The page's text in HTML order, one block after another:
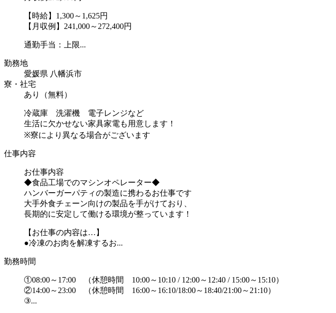
【時給】1,300～1,625円
【月収例】241,000～272,400円
通勤手当：上限...
勤務地
愛媛県 八幡浜市
寮・社宅
あり（無料）
冷蔵庫 洗濯機 電子レンジなど
生活に欠かせない家具家電も用意します！
※寮により異なる場合がございます
仕事内容
お仕事内容
◆食品工場でのマシンオペレーター◆
ハンバーガーパティの製造に携わるお仕事です
大手外食チェーン向けの製品を手がけており、
長期的に安定して働ける環境が整っています！
【お仕事の内容は…】
●冷凍のお肉を解凍するお...
勤務時間
①08:00～17:00 （休憩時間 10:00～10:10 / 12:00～12:40 / 15:00～15:10）
②14:00～23:00 （休憩時間 16:00～16:10/18:00～18:40/21:00～21:10）
③...